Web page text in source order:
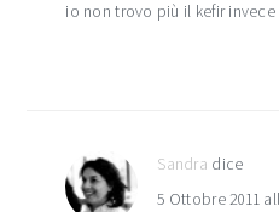
io non trovo più il kefir invece
Sandra dice
5 Ottobre 2011